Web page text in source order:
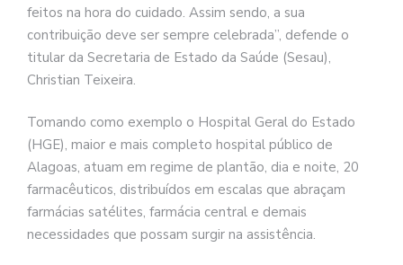
feitos na hora do cuidado. Assim sendo, a sua
contribuição deve ser sempre celebrada”, defende o
titular da Secretaria de Estado da Saúde (Sesau),
Christian Teixeira.
Tomando como exemplo o Hospital Geral do Estado
(HGE), maior e mais completo hospital público de
Alagoas, atuam em regime de plantão, dia e noite, 20
farmacêuticos, distribuídos em escalas que abraçam
farmácias satélites, farmácia central e demais
necessidades que possam surgir na assistência.